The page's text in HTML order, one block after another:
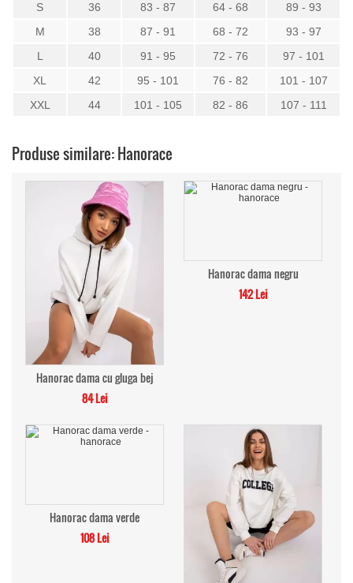
S
36 83 - 87 64 - 68
89 - 93
M
38 87 - 91 68 - 72
93 - 97
L
40 91 - 95 72 - 76
97 - 101
XL
42 95 - 101 76 - 82
101 - 107
XXL
44 101 - 105 82 - 86 107 - 111
Produse similare: Hanorace
Hanorac dama cu gluga bej
84 Lei
Hanorac dama negru
142 Lei
Hanorac dama verde
108 Lei